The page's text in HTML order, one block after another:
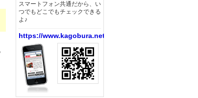
スマートフォン共通だから、い
つでもどこでもチェックできる
よ♪
https://www.kagobura.net/